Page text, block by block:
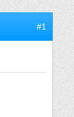
#1